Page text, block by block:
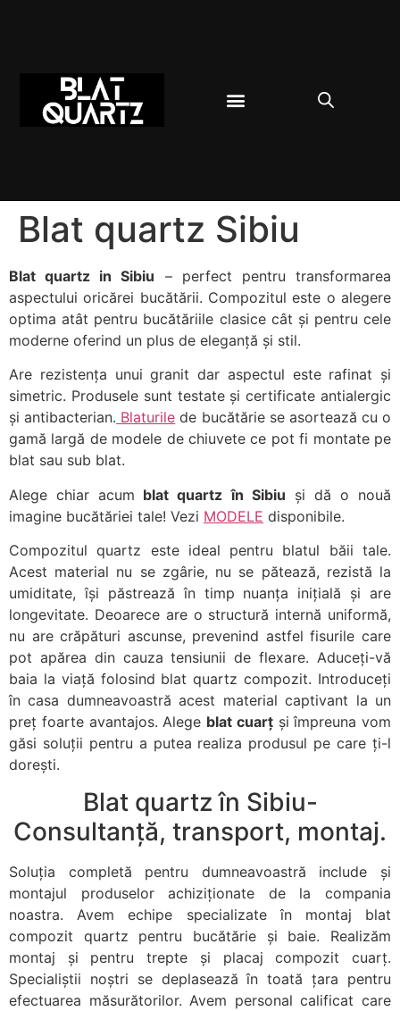
Blat quartz Sibiu
Blat quartz in Sibiu – perfect pentru transformarea
aspectului oricărei bucătării. Compozitul este o alegere
optima atât pentru bucătăriile clasice cât și pentru cele
moderne oferind un plus de eleganță și stil.
Are rezistența unui granit dar aspectul este rafinat și
simetric. Produsele sunt testate și certificate antialergic
și antibacterian. Blaturile de bucătărie se asortează cu o
gamă largă de modele de chiuvete ce pot fi montate pe
blat sau sub blat.
Alege chiar acum blat quartz în Sibiu și dă o nouă
imagine bucătăriei tale! Vezi MODELE disponibile.
Compozitul quartz este ideal pentru blatul băii tale.
Acest material nu se zgârie, nu se pătează, rezistă la
umiditate, își păstrează în timp nuanța inițială și are
longevitate. Deoarece are o structură internă uniformă,
nu are crăpături ascunse, prevenind astfel fisurile care
pot apărea din cauza tensiunii de flexare. Aduceți-vă
baia la viață folosind blat quartz compozit. Introduceți
în casa dumneavoastră acest material captivant la un
preț foarte avantajos. Alege blat cuarțși împreuna vom
găsi soluții pentru a putea realiza produsul pe care ți-l
dorești.
Blat quartz în Sibiu-
Consultanță, transport, montaj.
Soluția completă pentru dumneavoastră include și
montajul produselor achiziționate de la compania
noastra. Avem echipe specializate în montaj blat
compozit quartz pentru bucătărie și baie. Realizăm
montaj și pentru trepte și placaj compozit cuarț.
Specialiștii noștri se deplasează în toată țara pentru
efectuarea măsurătorilor. Avem personal calificat care